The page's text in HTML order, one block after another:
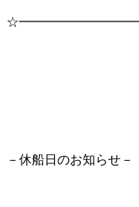
－休船日のお知らせ－